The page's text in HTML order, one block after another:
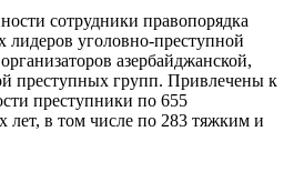
сотрудники правопорядка
лидеров уголовно-преступной
азербайджанской,
преступных групп. Привлечены к
преступники по 655
в том числе по 283 тяжким и